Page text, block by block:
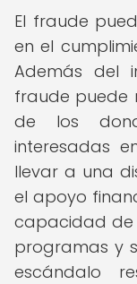
El fraude
en el
Además del
fraude puede
de los
interesadas
llevar a una
el apoyo
capacidad de
programas y
escándalo